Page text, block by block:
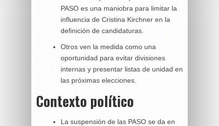
PASO es una maniobra para limitar la
influencia de Cristina Kirchner en la
definición de candidaturas.
Otros ven la medida como una
oportunidad para evitar divisiones
internas y presentar listas de unidad en
las próximas elecciones.
Contexto político
La suspensión de las PASO se da en